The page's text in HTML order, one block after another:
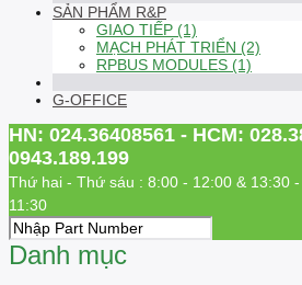
SẢN PHẨM R&P
GIAO TIẾP (1)
MẠCH PHÁT TRIỂN (2)
RPBUS MODULES (1)
G-OFFICE
HN: 024.36408561 - HCM:
0943.189.199
Thứ hai - Thứ sáu : 8:00 - 12:00 & 13:30
11:30
Danh mục